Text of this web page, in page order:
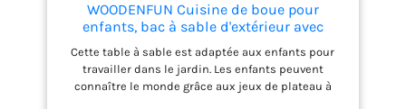
WOODENFUN Cuisine de boue pour
enfants, bac à sable d'extérieur avec
accessoires décoratifs en bois, évier, seau,
pelles à sable, fourchettes, bac à sable
pour jardin, jouets de plage, table de jeux
Cette table à sable est adaptée aux enfants pour
travailler dans le jardin. Les enfants peuvent
connaître le monde grâce aux jeux de plateau à